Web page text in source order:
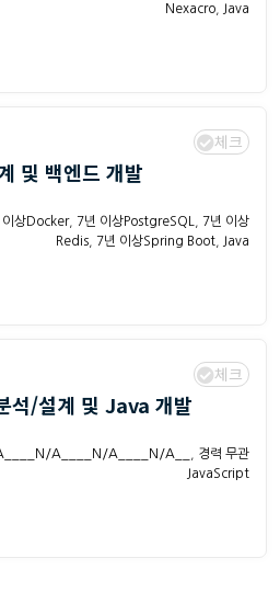
Nexacro
Java
체크
및 백엔드 개발
이상Docker, 7년 이상PostgreSQL
7년 이상
Redis
7년 이상Spring Boot
Java
체크
석/설계 및 Java 개발
A____N/A____N/A__
경력 무관
JavaScript